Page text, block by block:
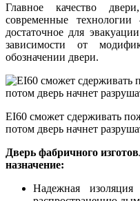
Главное качество
современные
достаточное для
зависимости от
обозначении двери.
EI60 сможет сдерживать
потом дверь начнет
Дверь фабричного
назначение:
Надежная изоляция